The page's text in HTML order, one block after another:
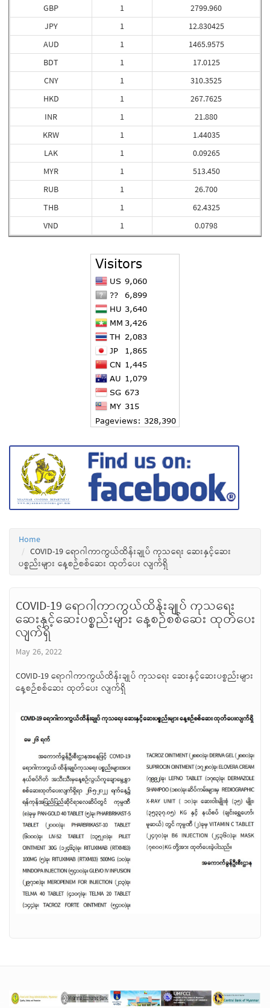
GBP
JPY
AUD
BDT
CNY
HKD
INR
KRW
LAK
MYR
RUB
THB
VND
1
1
1
1
1
1
1
1
1
1
1
1
1
2799.960
12.830425
1465.9575
17.0125
310.3525
267.7625
21.880
1.44035
0.09265
513.450
26.700
62.4325
0.0798
Home
COVID-19 ရောဂါကာကွယ်ထိန်းချုပ် ကုသရေး ဆေးနှင့်ဆေး
ပစ္စည်းများ နေ့စဉ်စစ်ဆေး ထုတ်ပေး လျက်ရှိ
COVID-19 ရောဂါကာကွယ်ထိန်းချုပ် ကုသရေး
ဆေးနှင့်ဆေးပစ္စည်းများ နေ့စဉ်စစ်ဆေး ထုတ်ပေး
လျက်ရှိ
May 26, 2022
COVID-19 ရောဂါကာကွယ်ထိန်းချုပ် ကုသရေး ဆေးနှင့်ဆေးပစ္စည်းများ
နေ့စဉ်စစ်ဆေး ထုတ်ပေး လျက်ရှိ